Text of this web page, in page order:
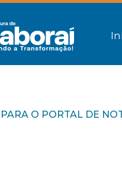
O PORTAL DE